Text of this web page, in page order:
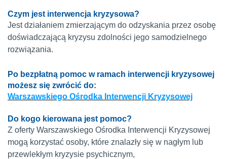
Czym jest interwencja kryzysowa?
Jest działaniem zmierzającym do odzyskania przez osobę
doświadczającą kryzysu zdolności jego samodzielnego
rozwiązania.
Po bezpłatną pomoc w ramach interwencji kryzysowej
możesz się zwrócić do:
Warszawskiego Ośrodka Interwencji Kryzysowej
Do kogo kierowana jest pomoc?
Z oferty Warszawskiego Ośrodka Interwencji Kryzysowej
mogą korzystać osoby, które znalazły się w nagłym lub
przewlekłym kryzysie psychicznym,